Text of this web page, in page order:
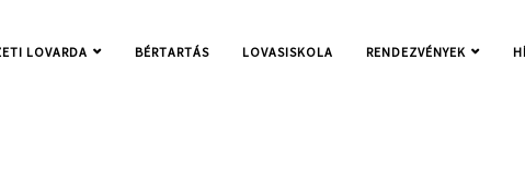
LOVARDA BÉRTARTÁS LOVASISKOLA RENDEZVÉNYEK